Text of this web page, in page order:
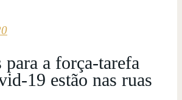
para a força-tarefa
19 estão nas ruas